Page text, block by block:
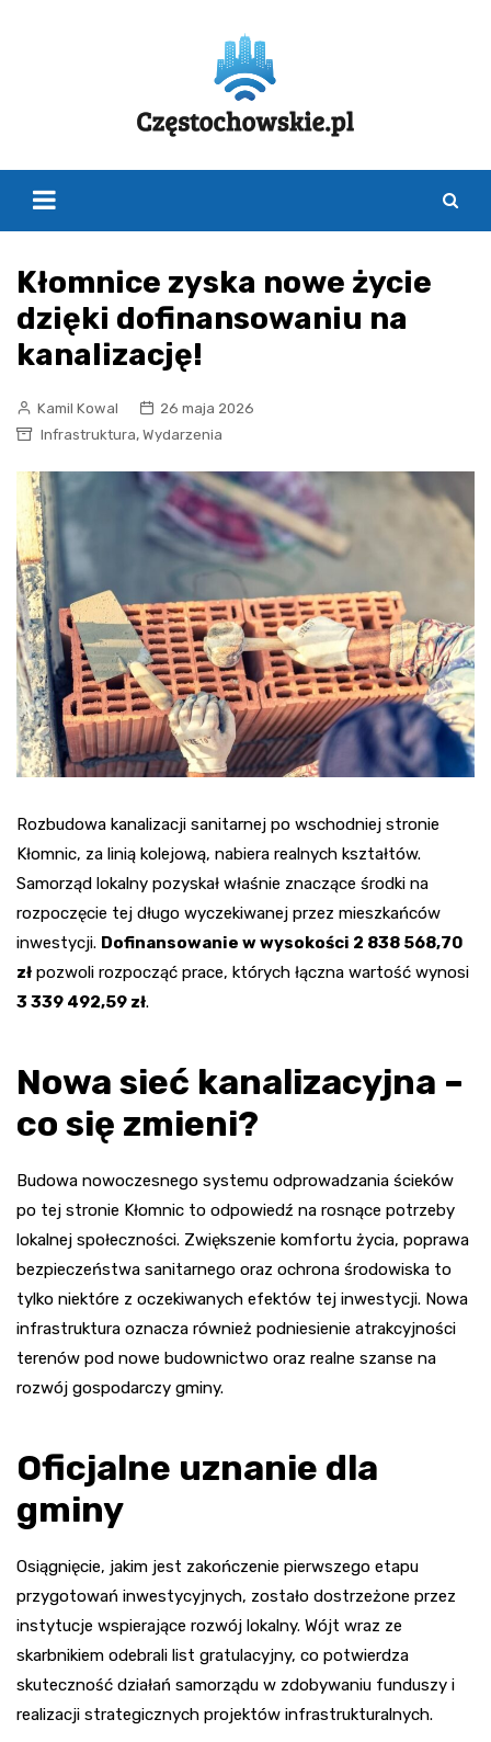
Kłomnice zyska nowe życie
dzięki dofinansowaniu na
kanalizację!
Kamil Kowal
26 maja 2026
Infrastruktura, Wydarzenia
Rozbudowa kanalizacji sanitarnej po wschodniej stronie
Kłomnic, za linią kolejową, nabiera realnych kształtów.
Samorząd lokalny pozyskał właśnie znaczące środki na
rozpoczęcie tej długo wyczekiwanej przez mieszkańców
inwestycji. Dofinansowanie w wysokości 2 838 568,70
zł pozwoli rozpocząć prace, których łączna wartość wynosi
3 339 492,59 zł.
Nowa sieć kanalizacyjna –
co się zmieni?
Budowa nowoczesnego systemu odprowadzania ścieków
po tej stronie Kłomnic to odpowiedź na rosnące potrzeby
lokalnej społeczności. Zwiększenie komfortu życia, poprawa
bezpieczeństwa sanitarnego oraz ochrona środowiska to
tylko niektóre z oczekiwanych efektów tej inwestycji. Nowa
infrastruktura oznacza również podniesienie atrakcyjności
terenów pod nowe budownictwo oraz realne szanse na
rozwój gospodarczy gminy.
Oficjalne uznanie dla
gminy
Osiągnięcie, jakim jest zakończenie pierwszego etapu
przygotowań inwestycyjnych, zostało dostrzeżone przez
instytucje wspierające rozwój lokalny. Wójt wraz ze
skarbnikiem odebrali list gratulacyjny, co potwierdza
skuteczność działań samorządu w zdobywaniu funduszy i
realizacji strategicznych projektów infrastrukturalnych.